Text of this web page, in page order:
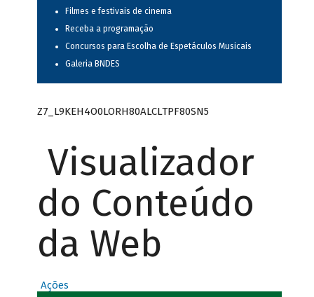
Filmes e festivais de cinema
Receba a programação
Concursos para Escolha de Espetáculos Musicais
Galeria BNDES
Z7_L9KEH4O0LORH80ALCLTPF80SN5
Visualizador
do Conteúdo
da Web
Ações